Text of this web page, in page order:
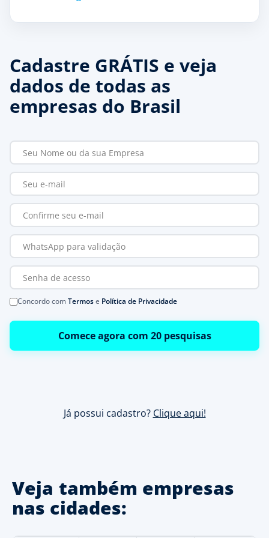
Cadastre GRÁTIS e veja
dados de todas as
empresas do Brasil
Concordo comTermose Política de Privacidade
Comece agora com 20 pesquisas
Já possui cadastro? Clique aqui!
Veja também empresas
nas cidades: